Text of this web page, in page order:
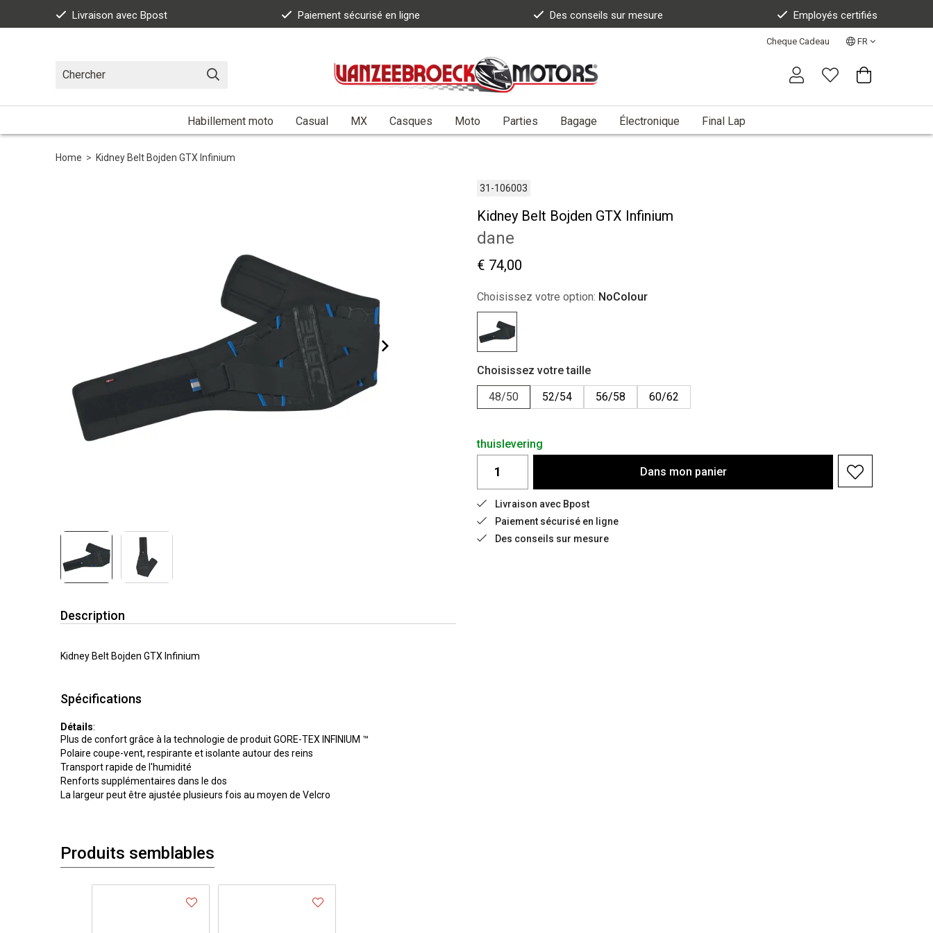
Livraison avec Bpost Paiement sécurisé en ligne Des conseils sur mesure Employés certifiés
Cheque Cadeau FR
Habillement moto Casual MX Casques Moto Parties Bagage Électronique Final Lap
Home > Kidney Belt Bojden GTX Infinium
31-106003
Kidney Belt Bojden GTX Infinium
dane
€ 74,00
Choisissez votre option: NoColour
Choisissez votre taille
48/50
52/54 56/58 60/62
thuislevering
Dans mon panier
Livraison avec Bpost
Paiement sécurisé en ligne
Des conseils sur mesure
Description
Kidney Belt Bojden GTX Infinium
Spécifications
Détails:
Plus de confort grâce à la technologie de produit GORE-TEX INFINIUM ™
Polaire coupe-vent, respirante et isolante autour des reins
Transport rapide de l'humidité
Renforts supplémentaires dans le dos
La largeur peut être ajustée plusieurs fois au moyen de Velcro
Produits semblables